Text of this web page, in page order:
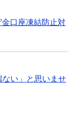
金口座凍結防止対
ない」と思いませ